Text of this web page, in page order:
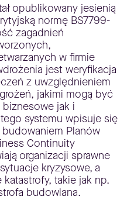
opublikowany jesienią
normę BS7799-
zagadnień
w firmie
jest weryfikacja
z uwzględnieniem
jakimi mogą być
jak i
systemu wpisuje się
Planów
Continuity
organizacji sprawne
kryzysowe, a
takie jak np.
budowlana.